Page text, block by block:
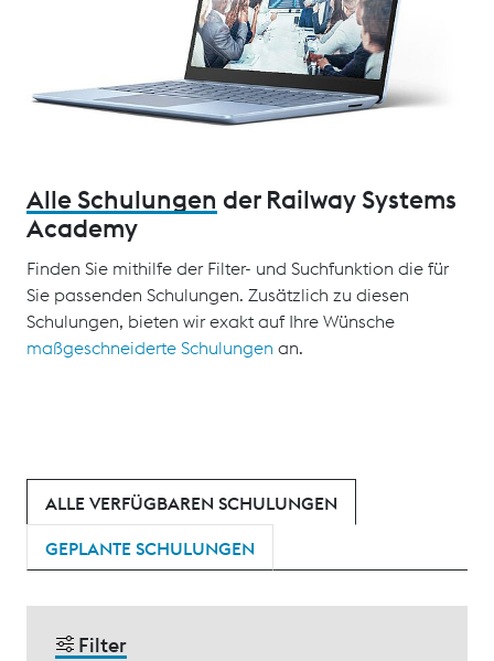
Alle Schulungen der Railway Systems
Academy
Finden Sie mithilfe der Filter- und Suchfunktion die für
Sie passenden Schulungen. Zusätzlich zu diesen
Schulungen, bieten wir exakt auf Ihre Wünsche
maßgeschneiderte Schulungen an.
ALLE VERFÜGBAREN SCHULUNGEN
GEPLANTE SCHULUNGEN
Filter